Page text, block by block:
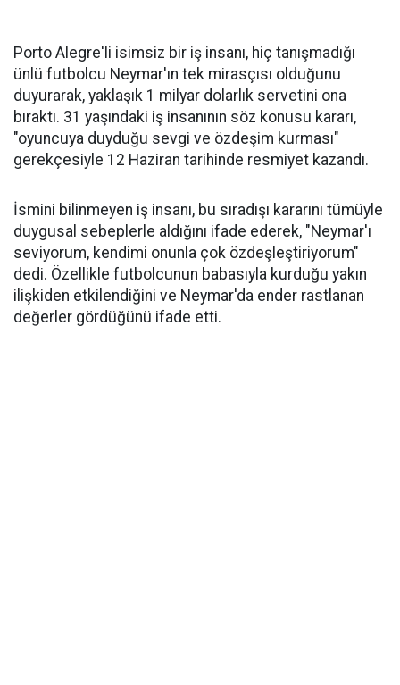
Porto Alegre'li isimsiz bir iş insanı, hiç tanışmadığı
ünlü futbolcu Neymar'ın tek mirasçısı olduğunu
duyurarak, yaklaşık 1 milyar dolarlık servetini ona
bıraktı. 31 yaşındaki iş insanının söz konusu kararı,
"oyuncuya duyduğu sevgi ve özdeşim kurması"
gerekçesiyle 12 Haziran tarihinde resmiyet kazandı.
İsmini bilinmeyen iş insanı, bu sıradışı kararını tümüyle
duygusal sebeplerle aldığını ifade ederek, "Neymar'ı
seviyorum, kendimi onunla çok özdeşleştiriyorum"
dedi. Özellikle futbolcunun babasıyla kurduğu yakın
ilişkiden etkilendiğini ve Neymar'da ender rastlanan
değerler gördüğünü ifade etti.